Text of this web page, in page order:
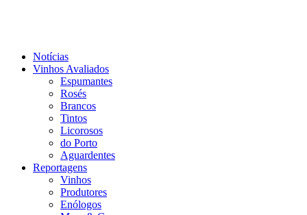
Notícias
Vinhos Avaliados
Espumantes
Rosés
Brancos
Tintos
Licorosos
do Porto
Aguardentes
Reportagens
Vinhos
Produtores
Enólogos